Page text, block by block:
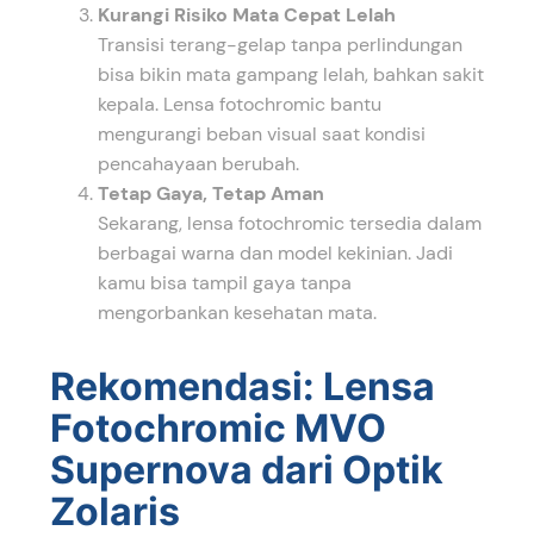
Kurangi Risiko Mata Cepat Lelah
Transisi terang-gelap tanpa perlindungan
bisa bikin mata gampang lelah, bahkan sakit
kepala. Lensa fotochromic bantu
mengurangi beban visual saat kondisi
pencahayaan berubah.
Tetap Gaya, Tetap Aman
Sekarang, lensa fotochromic tersedia dalam
berbagai warna dan model kekinian. Jadi
kamu bisa tampil gaya tanpa
mengorbankan kesehatan mata.
Rekomendasi: Lensa
Fotochromic MVO
Supernova dari Optik
Zolaris